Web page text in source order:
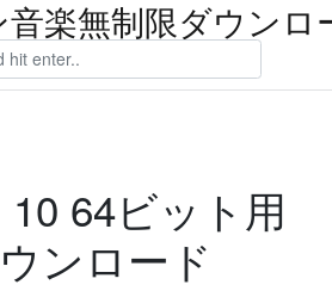
楽無制限ダウンロ
64ビット用
ンロード